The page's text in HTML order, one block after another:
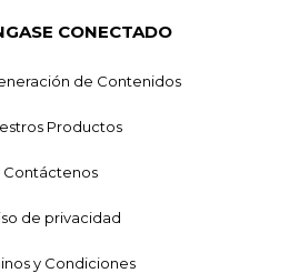
CONECTADO
de Contenidos
Productos
Contáctenos
de privacidad
y Condiciones